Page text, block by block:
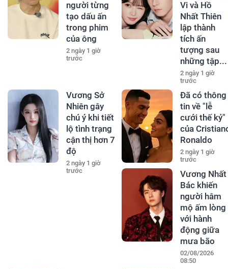
người từng
tạo dấu ấn
trong phim
của ông
2 ngày 1 giờ
trước
Vi và Hồ
Nhất Thiên
lập thành
tích ấn
tượng sau
những tập...
2 ngày 1 giờ
trước
Vương Sở
Nhiên gây
chú ý khi tiết
lộ tình trạng
cận thị hơn 7
độ
2 ngày 1 giờ
trước
Đã có thông
tin về "lễ
cưới thế kỷ"
của
Ronaldo
2 ngày 1 giờ
trước
Vương Nhất
Bác khiến
người hâm
mộ ấm lòng
với hành
động giữa
mưa bão
02/08/2026
08:50